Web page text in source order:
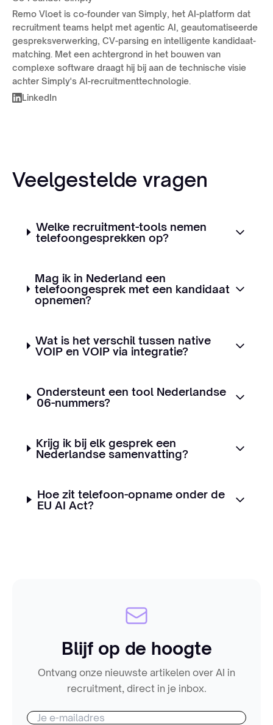
Remo Vloet is co-founder van Simply, het AI-platform dat
recruitment teams helpt met agentic AI, geautomatiseerde
gespreksverwerking, CV-parsing en intelligente kandidaat-
matching. Met een achtergrond in het bouwen van
complexe software draagt hij bij aan de technische visie
achter Simply's AI-recruitmenttechnologie.
LinkedIn
Veelgestelde vragen
Welke recruitment-tools nemen
telefoongesprekken op?
Mag ik in Nederland een
telefoongesprek met een kandidaat
opnemen?
Wat is het verschil tussen native
VOIP en VOIP via integratie?
Ondersteunt een tool Nederlandse
06-nummers?
Krijg ik bij elk gesprek een
Nederlandse samenvatting?
Hoe zit telefoon-opname onder de
EU AI Act?
Blijf op de hoogte
Ontvang onze nieuwste artikelen over AI in
recruitment, direct in je inbox.